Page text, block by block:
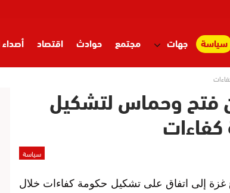
سياسة جهات مجتمع حوادث اقتصاد
فتح وحماس لتشكيل
سياسة
غزة إلى اتفاق على تشكيل حكومة كفاءات خلال